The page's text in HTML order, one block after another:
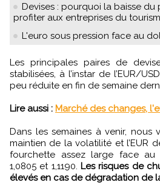
Devises : pourquoi la baisse
profiter aux entreprises du
L'euro sous pression face au
Les principales paires de devises se sont légèrement
stabilisées, à l’instar de l’EUR/
peu réduite en fin de semaine
Lire aussi : Marché des changes,
Dans les semaines à venir, nous
maintien de la volatilité et l’EUR
fourchette assez large face au
1,0805 et 1,1190. Les risques de
élevés en cas de dégradation de